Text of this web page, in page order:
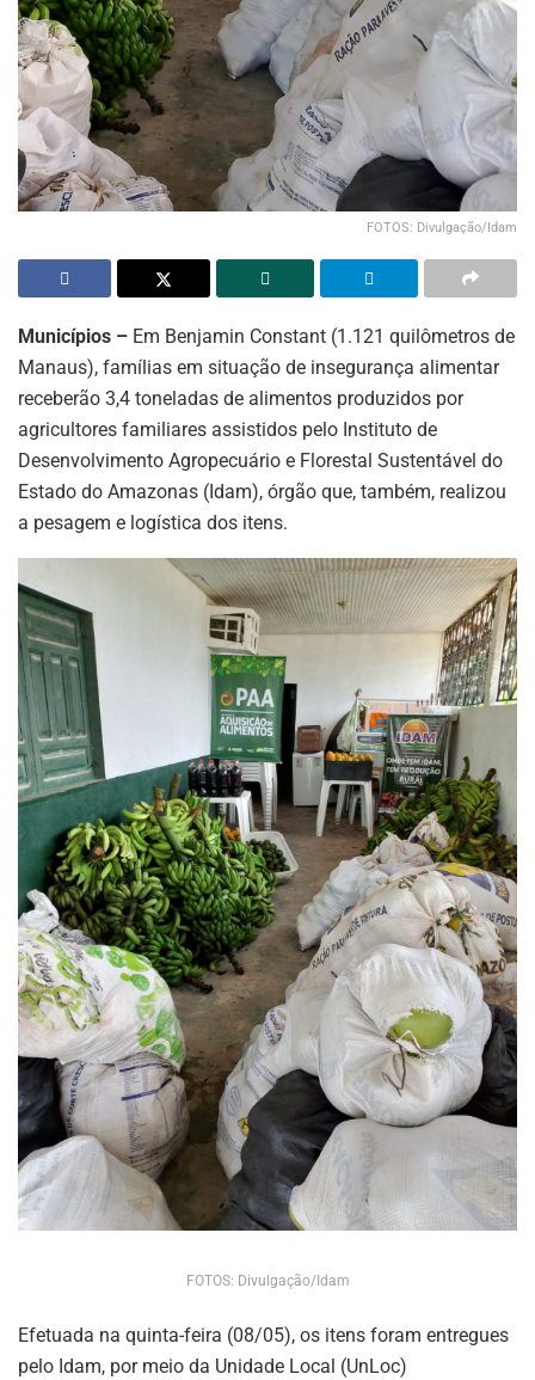
FOTOS: Divulgação/Idam
Municípios – Em Benjamin Constant (1.121 quilômetros de
Manaus), famílias em situação de insegurança alimentar
receberão 3,4 toneladas de alimentos produzidos por
agricultores familiares assistidos pelo Instituto de
Desenvolvimento Agropecuário e Florestal Sustentável do
Estado do Amazonas (Idam), órgão que, também, realizou
a pesagem e logística dos itens.
FOTOS: Divulgação/Idam
Efetuada na quinta-feira (08/05), os itens foram entregues
pelo Idam, por meio da Unidade Local (UnLoc)